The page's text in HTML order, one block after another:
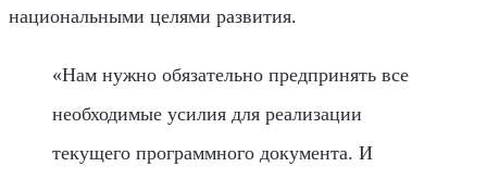
национальными целями развития.
«Нам нужно обязательно предпринять все
необходимые усилия для реализации
текущего программного документа. И